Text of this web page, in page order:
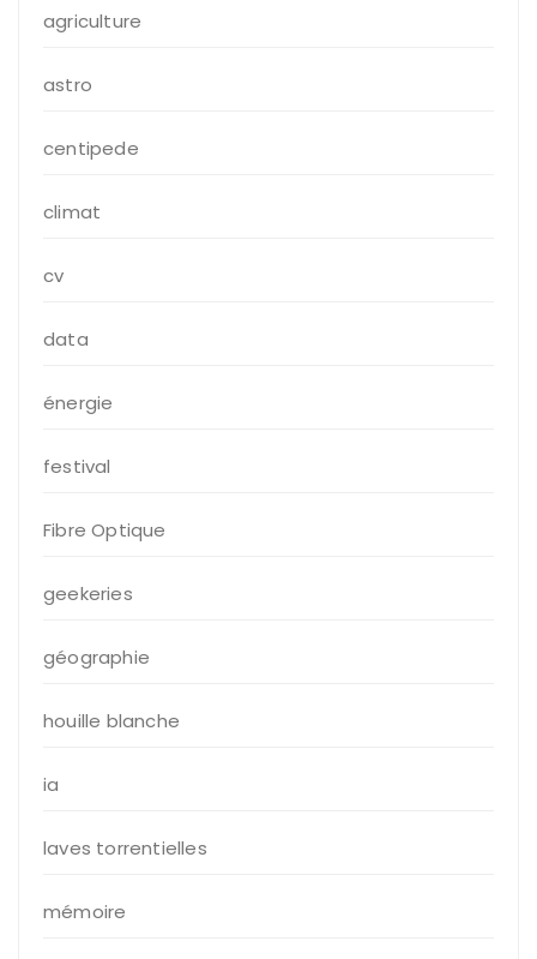
agriculture
astro
centipede
climat
cv
data
énergie
festival
Fibre Optique
geekeries
géographie
houille blanche
ia
laves torrentielles
mémoire